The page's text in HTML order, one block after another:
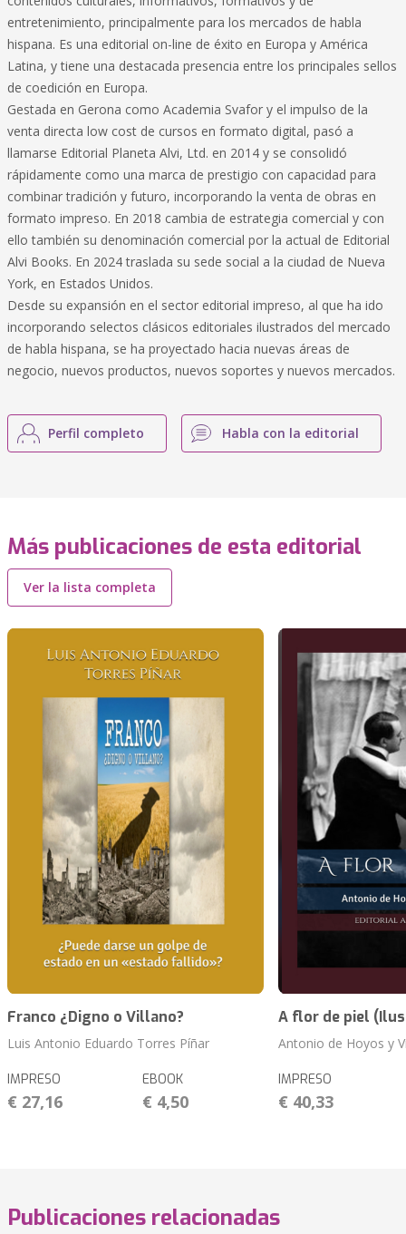
entretenimiento, principalmente para los mercados de habla
hispana. Es una editorial on-line de éxito en Europa y América
Latina, y tiene una destacada presencia entre los principales sellos
de coedición en Europa.
Gestada en Gerona como Academia Svafor y el impulso de la
venta directa low cost de cursos en formato digital, pasó a
llamarse Editorial Planeta Alvi, Ltd. en 2014 y se consolidó
rápidamente como una marca de prestigio con capacidad para
combinar tradición y futuro, incorporando la venta de obras en
formato impreso. En 2018 cambia de estrategia comercial y con
ello también su denominación comercial por la actual de Editorial
Alvi Books. En 2024 traslada su sede social a la ciudad de Nueva
York, en Estados Unidos.
Desde su expansión en el sector editorial impreso, al que ha ido
incorporando selectos clásicos editoriales ilustrados del mercado
de habla hispana, se ha proyectado hacia nuevas áreas de
negocio, nuevos productos, nuevos soportes y nuevos mercados.
Perfil completo Habla con la editorial
Más publicaciones de esta editorial
Ver la lista completa
Franco ¿Digno o Villano?
Luis Antonio Eduardo Torres Píñar
IMPRESO
€ 27,16
EBOOK
€ 4,50
A flor de piel
Antonio de Hoyos y
IMPRESO
€ 40,33
Publicaciones relacionadas